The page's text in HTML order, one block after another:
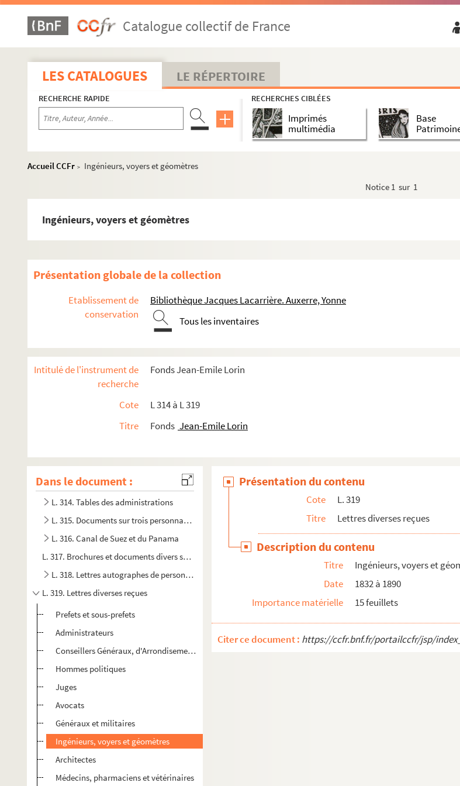
Catalogue collectif de France
LES CATALOGUES LE RÉPERTOIRE
RECHERCHE RAPIDE RECHERCHES CIBLÉES
Imprimés
multimédia
Base
Accueil CCFr >
Ingénieurs, voyers et géomètres
Notice 1 sur 1
Ingénieurs, voyers et géomètres
Présentation globale de la collection
Etablissement de
conservation
Bibliothèque Jacques Lacarrière. Auxerre, Yonne
Tous les inventaires
Intitulé de l'instrument de
recherche
Fonds Jean-Emile Lorin
Cote
L 314 à L 319
Titre
Fonds Jean-Emile Lorin
Dans le document :
L. 314. Tables des administrations
L. 315. Documents sur trois personnages : Bienvenu Martin, Jules Jaluzot et Emile Duchot.
L. 316. Canal de Suez et du Panama
L. 317. Brochures et documents divers soumis au Conseil Général de l'Yonne
L. 318. Lettres autographes de personnages politiques
L. 319. Lettres diverses reçues
Prefets et sous-prefets
Administrateurs
Conseillers Généraux, d'Arrondisements et Municipaux
Hommes politiques
Juges
Avocats
Généraux et militaires
Ingénieurs, voyers et géomètres
Architectes
Médecins, pharmaciens et vétérinaires
Présentation du contenu
Cote
L. 319
Titre
Lettres diverses reçues
Description du contenu
Titre
Ingénieurs, voyers et
Date
1832 à 1890
Importance matérielle
15 feuillets
Citer ce document : https://ccfr.bnf.fr/portailccfr/jsp/